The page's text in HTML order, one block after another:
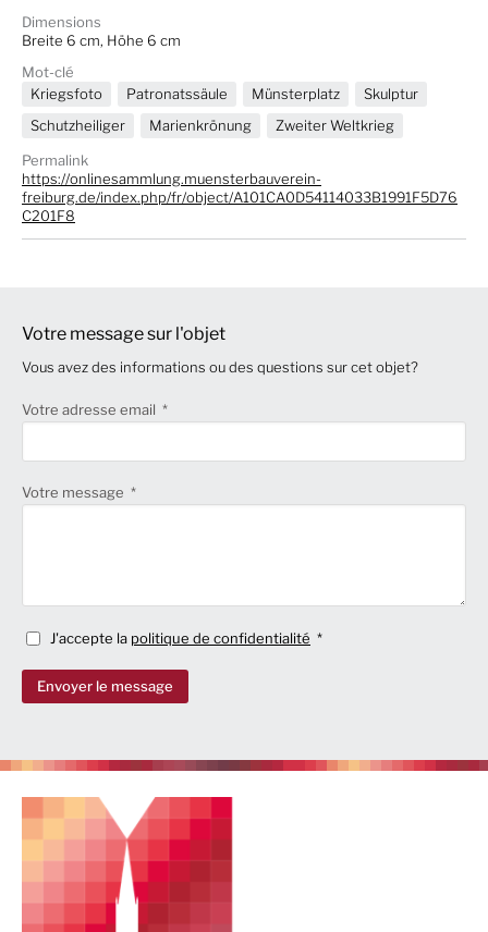
Dimensions
Breite 6 cm, Höhe 6 cm
Mot-clé
Kriegsfoto
Patronatssäule Münsterplatz
Skulptur
Schutzheiliger
Marienkrönung
Zweiter Weltkrieg
Permalink
https://onlinesammlung.muensterbauverein-
freiburg.de/index.php/fr/object/A101CA0D54114033B1991F5D76
C201F8
Votre message sur l'objet
Vous avez des informations ou des questions sur cet objet?
Votre adresse email
Votre message
J'accepte la politique de confidentialité
Envoyer le message